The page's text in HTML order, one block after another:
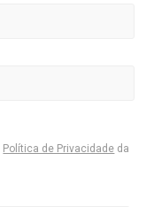
Política de Privacidade da